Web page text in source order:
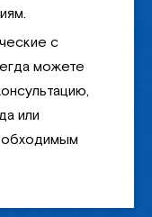
с
можете
или